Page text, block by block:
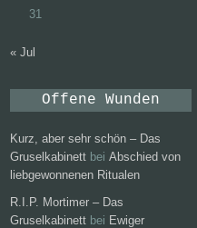
31
« Jul
Offene Wunden
Kurz, aber sehr schön – Das
Gruselkabinett bei Abschied von
liebgewonnenen Ritualen
R.I.P. Mortimer – Das
Gruselkabinett bei Ewiger